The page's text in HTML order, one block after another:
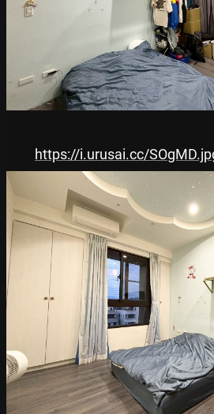
https://i.urusai.cc/